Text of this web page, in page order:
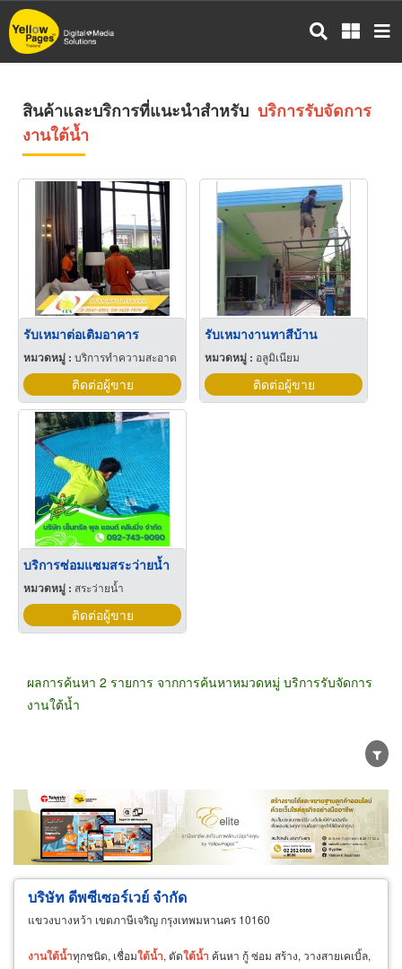
ข้าม
ไป
สินค้าและบริการที่แนะนำสำหรับ บริการรับจัดการ
งานใต้น้ำ
รับเหมาต่อเติมอาคาร
หมวดหมู่ : บริการทำความสะอาด
ติดต่อผู้ขาย
รับเหมางานทาสีบ้าน
หมวดหมู่ : อลูมิเนียม
ติดต่อผู้ขาย
บริการซ่อมแซมสระว่ายน้ำ
หมวดหมู่ : สระว่ายน้ำ
ติดต่อผู้ขาย
ผลการค้นหา 2 รายการ จากการค้นหาหมวดหมู่ บริการรับจัดการ
งานใต้น้ำ
ขายส่ง ขายปลีก ผู้ผลิต
ตัวแทนจัดจำหน่าย
ผู้ส่งออก/นำเข้า
ธุรกิจบริการ
บริษัท ดีพซีเซอร์เวย์ จำกัด
แขวงบางหว้า เขตภาษีเจริญ กรุงเทพมหานคร 10160
งานใต้น้ำทุกชนิด, เชื่อมใต้น้ำ, ตัดใต้น้ำ ค้นหา กู้ ซ่อม สร้าง, วางสายเคเบิ้ล,